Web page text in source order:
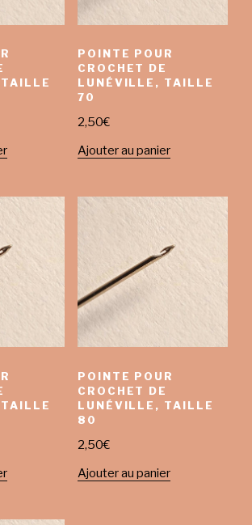
POINTE POUR
CROCHET DE
LUNÉVILLE, TAILLE
70
2,50€
Ajouter au panier
POINTE POUR
CROCHET DE
LUNÉVILLE, TAILLE
80
2,50€
Ajouter au panier